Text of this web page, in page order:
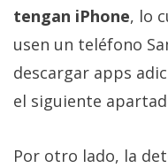
tengan iPhone, lo
usen un teléfono
descargar apps
el siguiente
Por otro lado, la